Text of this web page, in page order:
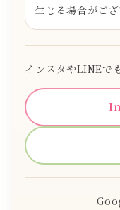
生じる場合がござ
インスタやLINEで